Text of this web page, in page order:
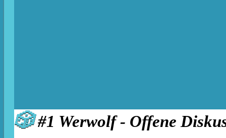
🎲#1 Werwolf - Offene